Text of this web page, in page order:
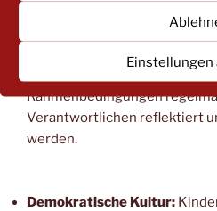
Einstellungen
Qualitätsentwicklung:Der
pädagogische Arbeit,
Rahmenbedingungen
Verantwortlichen reflektiert
werden.
Demokratische Kultur: